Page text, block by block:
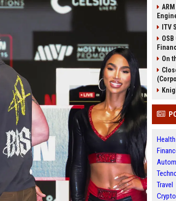
ITV
On
Health
Travel
Crypto